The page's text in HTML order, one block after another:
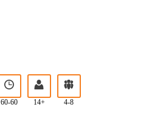
60-60 14+ 4-8